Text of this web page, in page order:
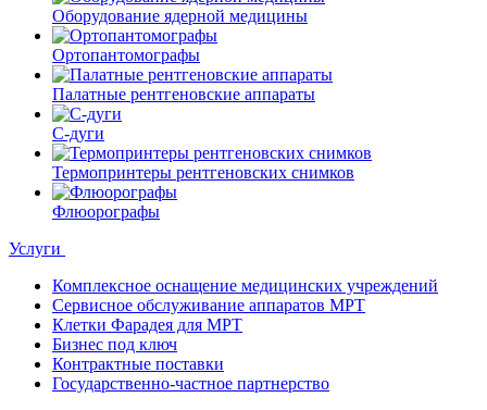
Оборудование ядерной медицины
Ортопантомографы
Палатные рентгеновские аппараты
С-дуги
Термопринтеры рентгеновских снимков
Флюорографы
Услуги
Комплексное оснащение медицинских учреждений
Сервисное обслуживание аппаратов МРТ
Клетки Фарадея для МРТ
Бизнес под ключ
Контрактные поставки
Государственно-частное партнерство